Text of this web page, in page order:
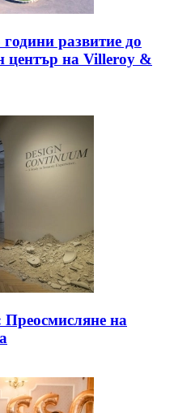
развитие до
център на Villeroy &
на